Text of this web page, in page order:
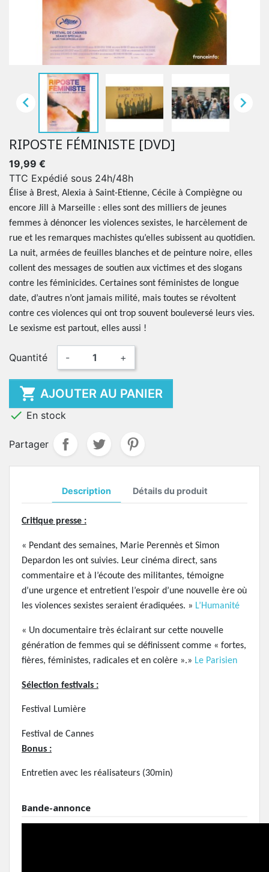
 
RIPOSTE FÉMINISTE [DVD]
19,99 €
TTC Expédié sous 24h/48h
Élise à Brest, Alexia à Saint-Etienne, Cécile à Compiègne ou
encore Jill à Marseille : elles sont des milliers de jeunes
femmes à dénoncer les violences sexistes, le harcèlement de
rue et les remarques machistes qu’elles subissent au quotidien.
La nuit, armées de feuilles blanches et de peinture noire, elles
collent des messages de soutien aux victimes et des slogans
contre les féminicides. Certaines sont féministes de longue
date, d’autres n’ont jamais milité, mais toutes se révoltent
contre ces violences qui ont trop souvent bouleversé leurs vies.
Le sexisme est partout, elles aussi !
Quantité - +
 AJOUTER AU PANIER
 En stock
Partager
Description Détails du produit
Critique presse :
« Pendant des semaines, Marie Perennès et Simon
Depardon les ont suivies. Leur cinéma direct, sans
commentaire et à l’écoute des militantes, témoigne
d’une urgence et entretient l’espoir d’une nouvelle ère où
les violences sexistes seraient éradiquées. » L’Humanité
« Un documentaire très éclairant sur cette nouvelle
génération de femmes qui se définissent comme « fortes,
fières, féministes, radicales et en colère ».» Le Parisien
Sélection festivals :
Festival Lumière
Festival de Cannes
Bonus :
Entretien avec les réalisateurs (30min)
Bande-annonce